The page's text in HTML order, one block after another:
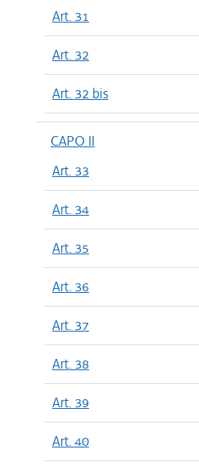
Art. 31
Art. 32
Art. 32 bis
CAPO II
Art. 33
Art. 34
Art. 35
Art. 36
Art. 37
Art. 38
Art. 39
Art. 40